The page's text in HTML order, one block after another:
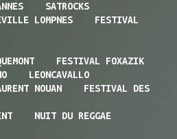
SATROCKS
LOMPNES FESTIVAL
FESTIVAL FOXAZIK
NOUAN FESTIVAL DES
DU REGGAE